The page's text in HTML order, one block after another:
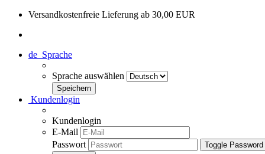
Versandkostenfreie Lieferung ab 30,00 EUR
de Sprache
Sprache auswählen
Kundenlogin
Kundenlogin
E-Mail
Passwort
Toggle